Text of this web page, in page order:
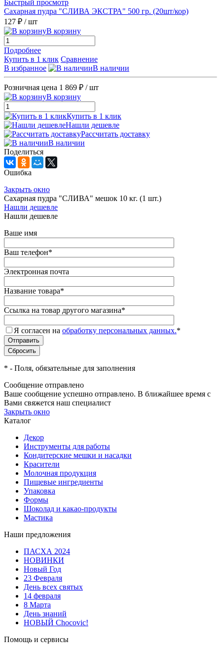
Быстрый просмотр
Сахарная пудра "СЛИВА ЭКСТРА" 500 гр. (20шт/кор)
127 ₽ / шт
В корзину
Подробнее
Купить в 1 клик Сравнение
В избранное
В наличии
Розничная цена 1 869 ₽ / шт
В корзину
Купить в 1 клик
Нашли дешевле
Рассчитать доставку
В наличии
Поделиться
Ошибка
Закрыть окно
Сахарная пудра "СЛИВА" мешок 10 кг. (1 шт.)
Нашли дешевле
Нашли дешевле
Ваше имя
Ваш телефон*
Электронная почта
Название товара*
Ссылка на товар другого магазина*
Я согласен на обработку персональных данных.*
* - Поля, обязательные для заполнения
Сообщение отправлено
Ваше сообщение успешно отправлено. В ближайшее время с
Вами свяжется наш специалист
Закрыть окно
Каталог
Декор
Инструменты для работы
Кондитерские мешки и насадки
Красители
Молочная продукция
Пищевые ингредиенты
Упаковка
Формы
Шоколад и какао-продукты
Мастика
Наши предложения
ПАСХА 2024
НОВИНКИ
Новый Год
23 Февраля
День всех святых
14 февраля
8 Марта
День знаний
НОВЫЙ Chocovic!
Помощь и сервисы